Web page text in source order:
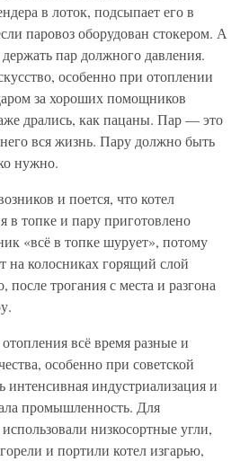
в лоток, подсыпает его в
паровоз оборудован стокером. А
пар должного давления.
особенно при отоплении
за хороших помощников
дрались, как пацаны. Пар — это
вся жизнь. Пару должно быть
нужно.
и поется, что котел
в топке и пару приготовлено
«всё в топке шурует», потому
на колосниках горящий слой
трогания с места и разгона
всё время разные и
особенно при советской
интенсивная индустриализация и
промышленность. Для
низкосортные угли,
и портили котел изгарью,